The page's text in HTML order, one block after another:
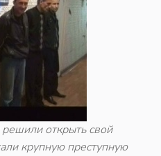
открыть свой
крупную преступную